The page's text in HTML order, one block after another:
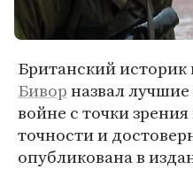
Британский историк
Биворназвал
войне с точки
точности и
опубликована в